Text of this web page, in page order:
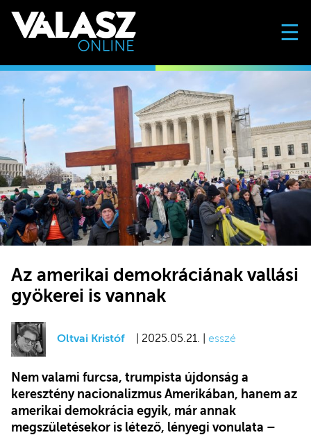
☰
Az amerikai demokráciának vallási
gyökerei is vannak
Oltvai Kristóf | 2025.05.21. | esszé
Nem valami furcsa, trumpista újdonság a
keresztény nacionalizmus Amerikában, hanem az
amerikai demokrácia egyik, már annak
megszületésekor is létező, lényegi vonulata –